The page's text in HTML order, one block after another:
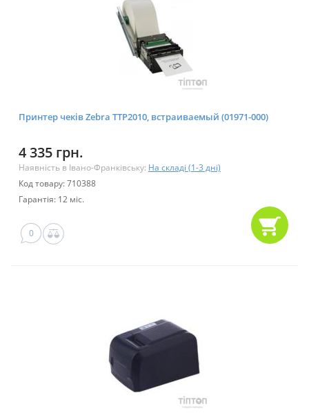
Принтер чеків Zebra TTP2010, встраиваемый (01971-000)
4 335 грн.
Наявність в Івано-Франківську: На складі (1-3 дні)
Код товару: 710388
Гарантія: 12 міс.
0